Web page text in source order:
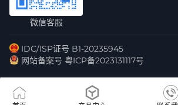
微信客服
IDC/ISP证号 B1-20235945
网站备案号 粤ICP备2023131117号